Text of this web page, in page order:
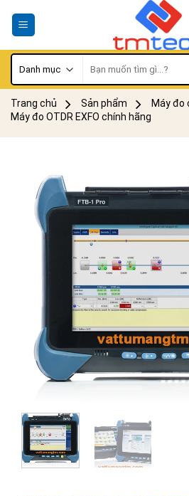
kiếm:
Trang chủ Sản phẩm
Máy đo
Máy đo OTDR EXFO chính hãng